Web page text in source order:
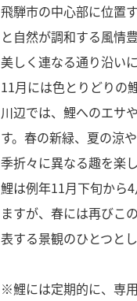
飛騨市の中心部に位置
と自然が調和する風情
美しく連なる通り沿い
11月には色とりどりの
川辺では、鯉へのエサ
す。春の新緑、夏の涼
季折々に異なる趣を楽
鯉は例年11月下旬から
ますが、春には再びこ
表する景観のひとつと
※鯉には定期的に、専